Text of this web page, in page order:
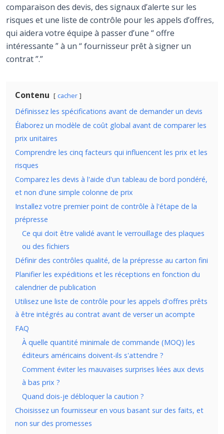
comparaison des devis, des signaux d’alerte sur les
risques et une liste de contrôle pour les appels d’offres,
qui aidera votre équipe à passer d’une “ offre
intéressante ” à un “ fournisseur prêt à signer un
contrat ”.”
Contenu cacher
Définissez les spécifications avant de demander un devis
Élaborez un modèle de coût global avant de comparer les
prix unitaires
Comprendre les cinq facteurs qui influencent les prix et les
risques
Comparez les devis à l'aide d'un tableau de bord pondéré,
et non d'une simple colonne de prix
Installez votre premier point de contrôle à l'étape de la
prépresse
Ce qui doit être validé avant le verrouillage des plaques
ou des fichiers
Définir des contrôles qualité, de la prépresse au carton fini
Planifier les expéditions et les réceptions en fonction du
calendrier de publication
Utilisez une liste de contrôle pour les appels d'offres prêts
à être intégrés au contrat avant de verser un acompte
FAQ
À quelle quantité minimale de commande (MOQ) les
éditeurs américains doivent-ils s'attendre ?
Comment éviter les mauvaises surprises liées aux devis
à bas prix ?
Quand dois-je débloquer la caution ?
Choisissez un fournisseur en vous basant sur des faits, et
non sur des promesses